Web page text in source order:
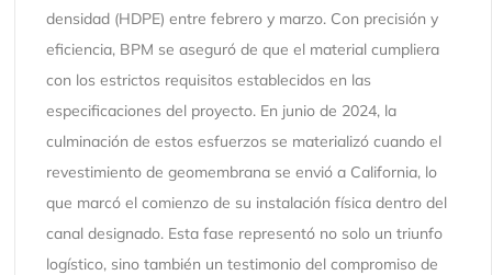
densidad (HDPE) entre febrero y marzo. Con precisión y
eficiencia, BPM se aseguró de que el material cumpliera
con los estrictos requisitos establecidos en las
especificaciones del proyecto. En junio de 2024, la
culminación de estos esfuerzos se materializó cuando el
revestimiento de geomembrana se envió a California, lo
que marcó el comienzo de su instalación física dentro del
canal designado. Esta fase representó no solo un triunfo
logístico, sino también un testimonio del compromiso de